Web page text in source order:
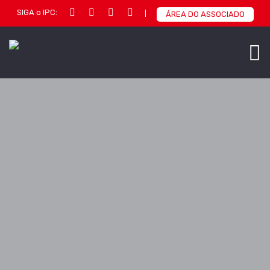
SIGA o IPC: ÁREA DO ASSOCIADO